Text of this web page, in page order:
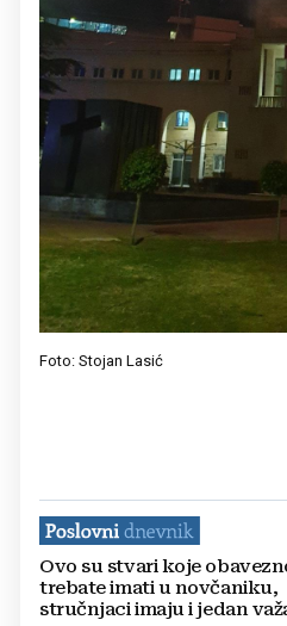
Foto: Stojan Lasić
Ovo su stvari koje
trebate imati u novčaniku,
stručnjaci imaju i jedan